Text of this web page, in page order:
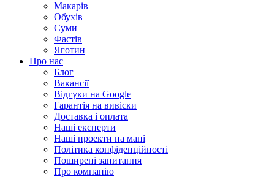
Макарів
Обухів
Суми
Фастів
Яготин
Про нас
Блог
Вакансії
Відгуки на Google
Гарантія на вивіски
Доставка і оплата
Наші експерти
Наші проекти на мапі
Політика конфіденційності
Поширені запитання
Про компанію